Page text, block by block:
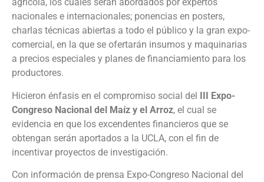
nacionales e internacionales; ponencias en posters,
charlas técnicas abiertas a todo el público y la gran expo-
comercial, en la que se ofertarán insumos y maquinarias
a precios especiales y planes de financiamiento para los
productores.
Hicieron énfasis en el compromiso social del III Expo-
Congreso Nacional del Maíz y el Arroz, el cual se
evidencia en que los excendentes financieros que se
obtengan serán aportados a la UCLA, con el fin de
incentivar proyectos de investigación.
Con información de prensa Expo-Congreso Nacional del